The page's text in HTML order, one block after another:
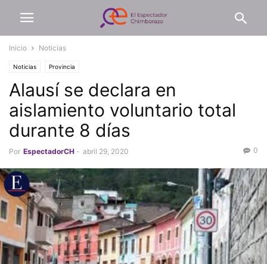
Inicio Noticias
Noticias Provincia
Alausí se declara en
aislamiento voluntario total
durante 8 días
Por EspectadorCH - abril 29, 2020 0